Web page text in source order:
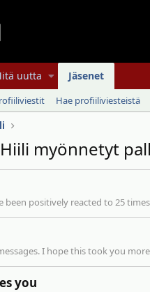
uutta Jäsenet
Hae profiiliviesteistä
myönnetyt
been positively reacted to 25
I hope this took you
you